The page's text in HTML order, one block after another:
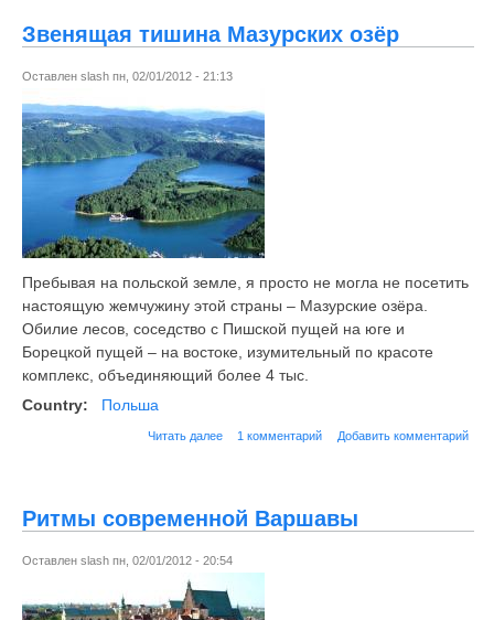
Звенящая тишина Мазурских озёр
Оставлен slash пн, 02/01/2012 - 21:13
Пребывая на польской земле, я просто не могла не посетить
настоящую жемчужину этой страны – Мазурские озёра.
Обилие лесов, соседство с Пишской пущей на юге и
Борецкой пущей – на востоке, изумительный по красоте
комплекс, объединяющий более 4 тыс.
Country:
Польша
Читать далее 1 комментарий Добавить комментарий
Ритмы современной Варшавы
Оставлен slash пн, 02/01/2012 - 20:54